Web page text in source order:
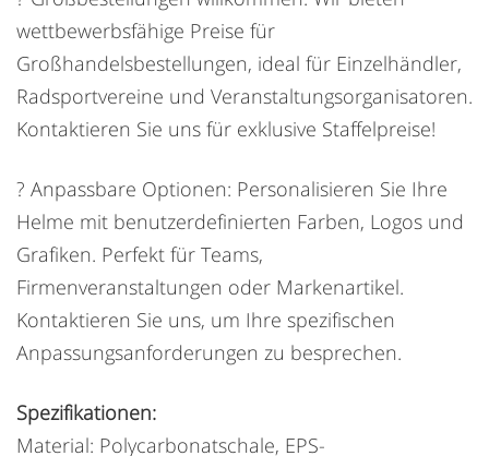
wettbewerbsfähige Preise für
Großhandelsbestellungen, ideal für Einzelhändler,
Radsportvereine und Veranstaltungsorganisatoren.
Kontaktieren Sie uns für exklusive Staffelpreise!
? Anpassbare Optionen: Personalisieren Sie Ihre
Helme mit benutzerdefinierten Farben, Logos und
Grafiken. Perfekt für Teams,
Firmenveranstaltungen oder Markenartikel.
Kontaktieren Sie uns, um Ihre spezifischen
Anpassungsanforderungen zu besprechen.
Spezifikationen:
Material: Polycarbonatschale, EPS-